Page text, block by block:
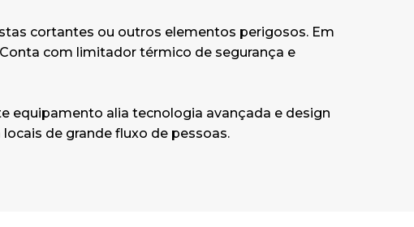
cortantes ou outros elementos perigosos. Em
com limitador térmico de segurança e
equipamento alia tecnologia avançada e design
de grande fluxo de pessoas.